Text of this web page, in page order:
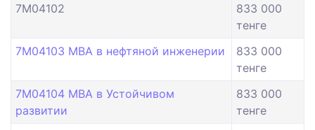
7M04102
833 000
тенге
7M04103 MBA в нефтяной инженерии
833 000
тенге
7M04104 МВА в Устойчивом
развитии
833 000
тенге